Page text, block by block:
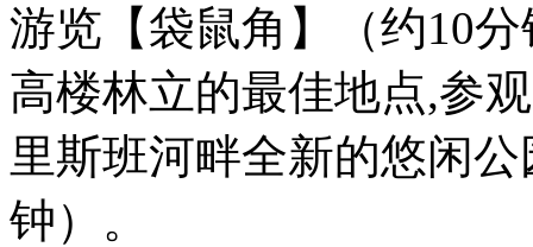
游览【袋鼠角】（约10
高楼林立的最佳地点,参
里斯班河畔全新的悠闲
钟）。